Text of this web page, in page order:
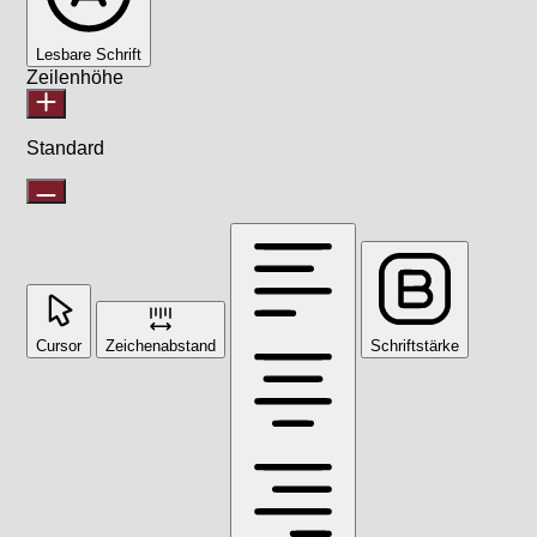
Lesbare Schrift
Zeilenhöhe
Standard
Cursor Zeichenabstand Schriftstärke